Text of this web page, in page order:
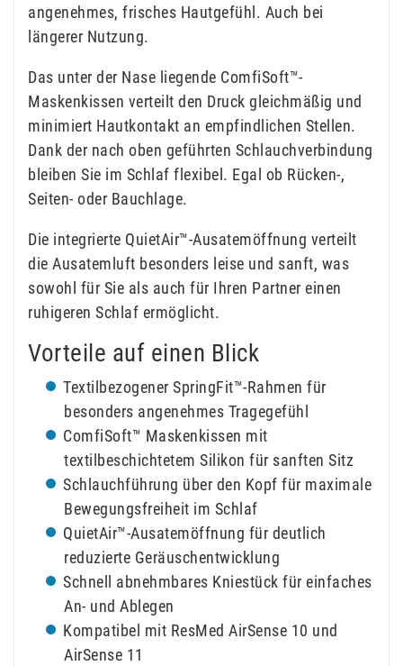
angenehmes, frisches Hautgefühl. Auch bei
längerer Nutzung.
Das unter der Nase liegende ComfiSoft™-
Maskenkissen verteilt den Druck gleichmäßig und
minimiert Hautkontakt an empfindlichen Stellen.
Dank der nach oben geführten Schlauchverbindung
bleiben Sie im Schlaf flexibel. Egal ob Rücken-,
Seiten- oder Bauchlage.
Die integrierte QuietAir™-Ausatemöffnung verteilt
die Ausatemluft besonders leise und sanft, was
sowohl für Sie als auch für Ihren Partner einen
ruhigeren Schlaf ermöglicht.
Vorteile auf einen Blick
Textilbezogener SpringFit™-Rahmen für
besonders angenehmes Tragegefühl
ComfiSoft™ Maskenkissen mit
textilbeschichtetem Silikon für sanften Sitz
Schlauchführung über den Kopf für maximale
Bewegungsfreiheit im Schlaf
QuietAir™-Ausatemöffnung für deutlich
reduzierte Geräuschentwicklung
Schnell abnehmbares Kniestück für einfaches
An- und Ablegen
Kompatibel mit ResMed AirSense 10 und
AirSense 11